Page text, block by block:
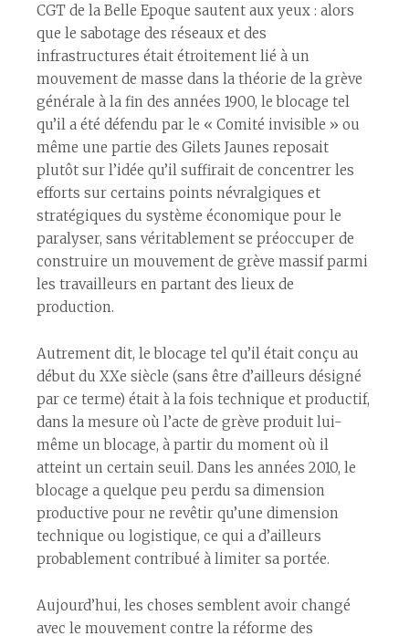
CGT de la Belle Epoque sautent aux yeux : alors
que le sabotage des réseaux et des
infrastructures était étroitement lié à un
mouvement de masse dans la théorie de la grève
générale à la fin des années 1900, le blocage tel
qu’il a été défendu par le « Comité invisible » ou
même une partie des Gilets Jaunes reposait
plutôt sur l’idée qu’il suffirait de concentrer les
efforts sur certains points névralgiques et
stratégiques du système économique pour le
paralyser, sans véritablement se préoccuper de
construire un mouvement de grève massif parmi
les travailleurs en partant des lieux de
production.
Autrement dit, le blocage tel qu’il était conçu au
début du XXe siècle (sans être d’ailleurs désigné
par ce terme) était à la fois technique et productif,
dans la mesure où l’acte de grève produit lui-
même un blocage, à partir du moment où il
atteint un certain seuil. Dans les années 2010, le
blocage a quelque peu perdu sa dimension
productive pour ne revêtir qu’une dimension
technique ou logistique, ce qui a d’ailleurs
probablement contribué à limiter sa portée.
Aujourd’hui, les choses semblent avoir changé
avec le mouvement contre la réforme des